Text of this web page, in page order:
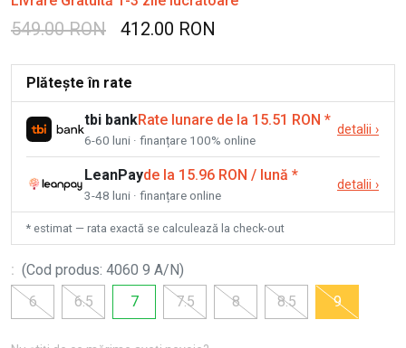
549.00 RON 412.00 RON
Plătește în rate
tbi bankRate lunare de la 15.51 RON *
6-60 luni · finanțare 100% online
detalii ›
LeanPayde la 15.96 RON / lună *
3-48 luni · finanțare online
detalii ›
* estimat — rata exactă se calculează la check-out
: (Cod produs: 4060 9 A/N)
6
6.5 7 7.5 8 8.5 9